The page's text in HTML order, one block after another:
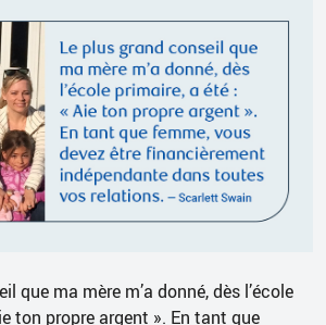
que ma mère m’a donné, dès l’école
ton propre argent ». En tant que